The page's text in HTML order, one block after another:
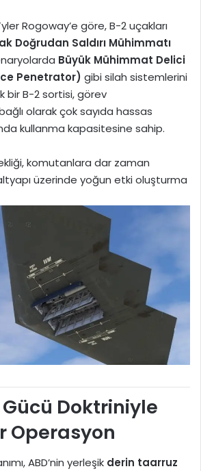
Rogoway’e göre, B-2 uçakları
Doğrudan Saldırı Mühimmatı
Büyük Mühimmat Delici
Penetrator) gibi silah sistemlerini
bir B-2 sortisi, görev
olarak çok sayıda hassas
kullanma kapasitesine sahip.
komutanlara dar zaman
üzerinde yoğun etki oluşturma
Gücü Doktriniyle
Operasyon
ABD’nin yerleşik derin taarruz